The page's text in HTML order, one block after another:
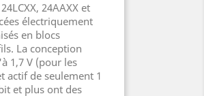
24AAXX et
électriquement
en blocs
La conception
1,7 V (pour les
actif de seulement 1
et plus ont des